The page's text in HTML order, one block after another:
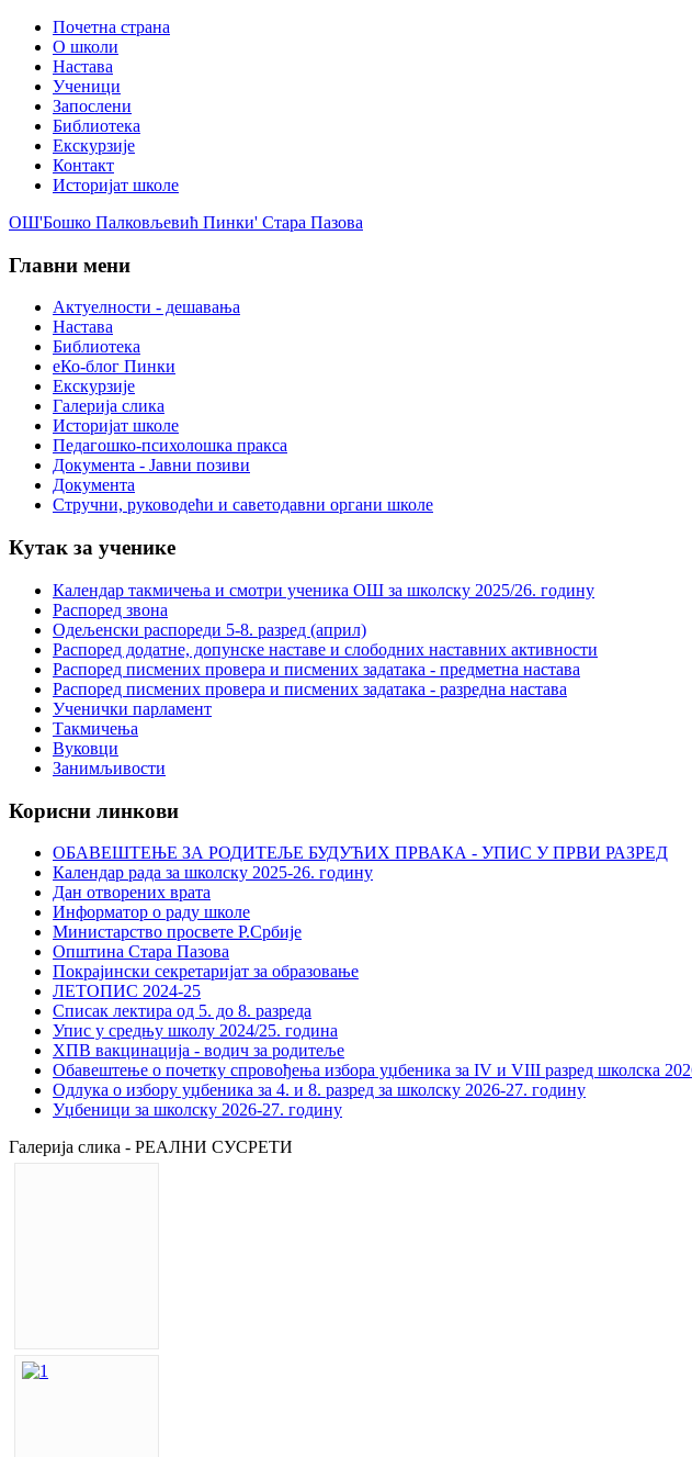
Почетна страна
О школи
Настава
Ученици
Запослени
Библиотека
Екскурзије
Контакт
Историјат школе
ОШ'Бошко Палковљевић Пинки' Стара Пазова
Главни мени
Актуелности - дешавања
Настава
Библиотека
еКо-блог Пинки
Екскурзије
Галерија слика
Историјат школе
Педагошко-психолошка пракса
Документа - Јавни позиви
Документа
Стручни, руководећи и саветодавни органи школе
Кутак за ученике
Календар такмичења и смотри ученика ОШ за школску 2025/26. годину
Распоред звона
Одељенски распореди 5-8. разред (април)
Распоред додатне, допунске наставе и слободних наставних активности
Распоред писмених провера и писмених задатака - предметна настава
Распоред писмених провера и писмених задатака - разредна настава
Ученички парламент
Такмичења
Вуковци
Занимљивости
Корисни линкови
ОБАВЕШТЕЊЕ ЗА РОДИТЕЉЕ БУДУЋИХ ПРВАКА - УПИС У ПРВИ РАЗРЕД
Календар рада за школску 2025-26. годину
Дан отворених врата
Информатор о раду школе
Министарство просвете Р.Србије
Општина Стара Пазова
Покрајински секретаријат за образовање
ЛЕТОПИС 2024-25
Списак лектира од 5. до 8. разреда
Упис у средњу школу 2024/25. година
ХПВ вакцинација - водич за родитеље
Обавештење о почетку спровођења избора уџбеника за IV и VIII разред школска
Одлука о избору уџбеника за 4. и 8. разред за школску 2026-27. годину
Уџбеници за школску 2026-27. годину
Галерија слика - РЕАЛНИ СУСРЕТИ